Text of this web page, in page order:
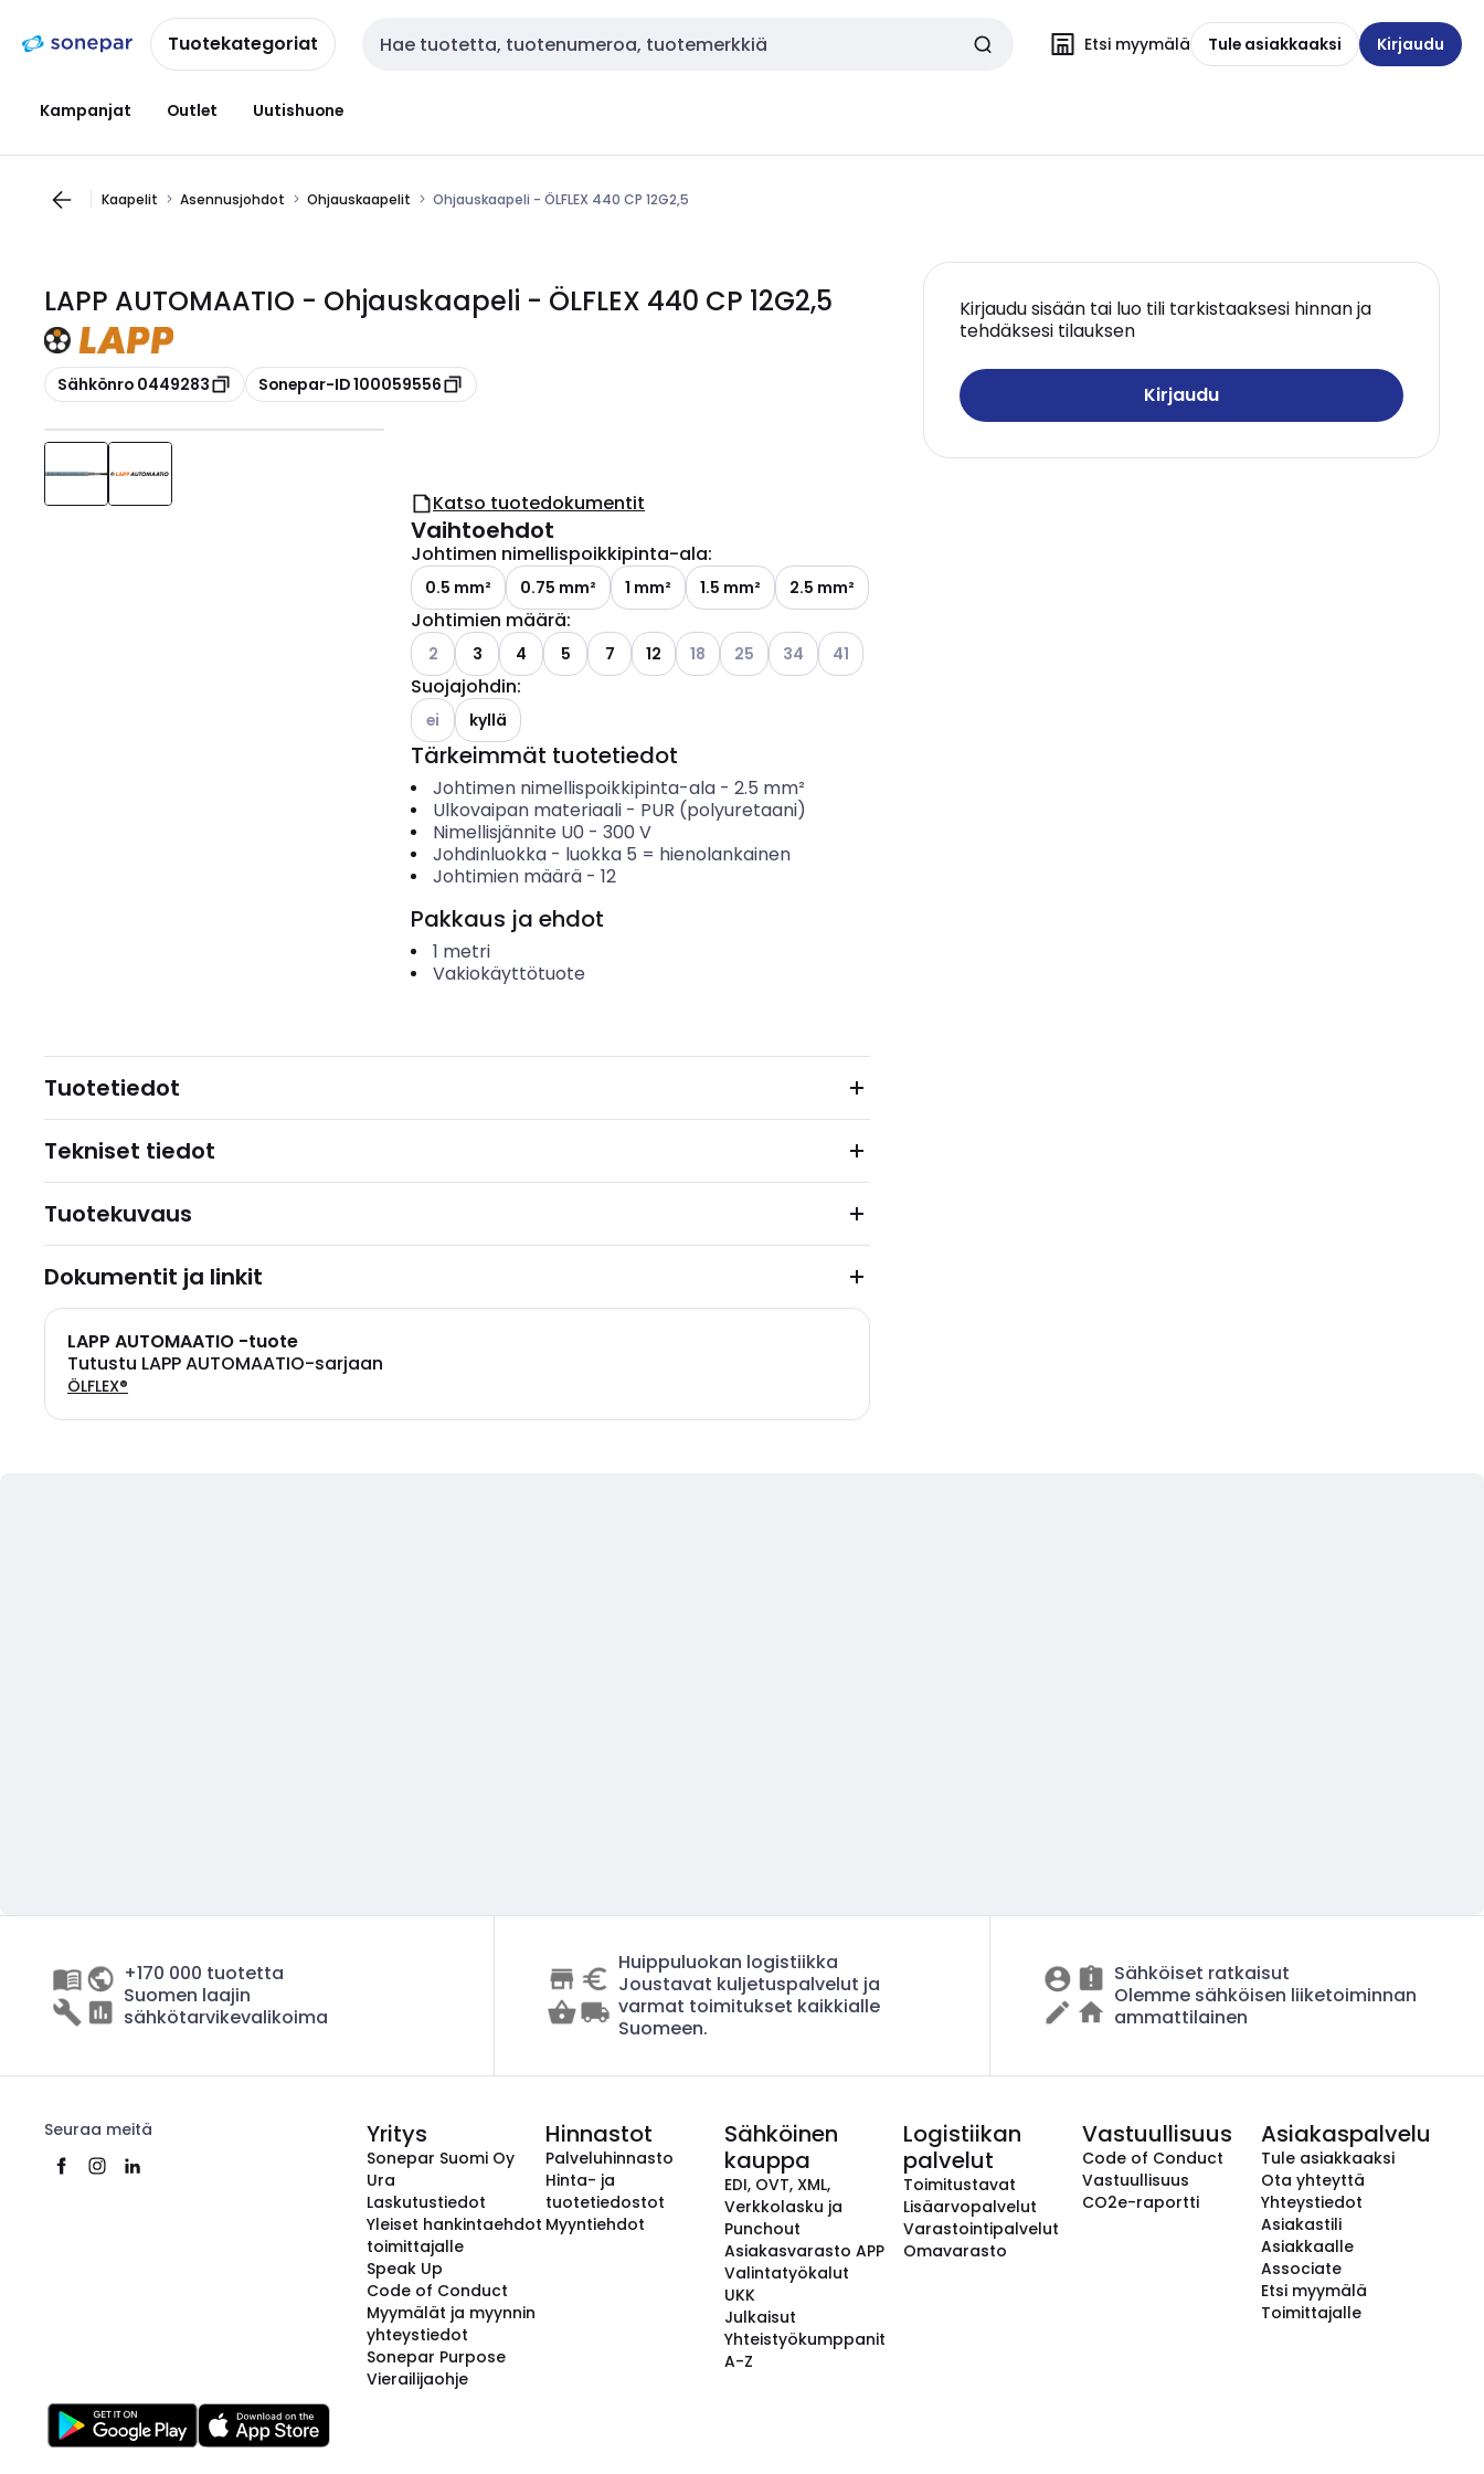
navigointiinsisältöönTuotekategoriat Haku Etsi myymälä Tule asiakkaaksi Kirjaudu
Kampanjat Outlet Uutishuone
Kaapelit Asennusjohdot Ohjauskaapelit Ohjauskaapeli - ÖLFLEX 440 CP 12G2,5
LAPP AUTOMAATIO - Ohjauskaapeli - ÖLFLEX 440 CP 12G2,5
Kopioi
Sähkönro 0449283 Kopioi
Sonepar-ID 100059556
Kirjaudu sisään tai luo tili tarkistaaksesi hinnan ja
tehdäksesi tilauksen
Kirjaudu
Katso tuotedokumentit
Vaihtoehdot
Johtimen nimellispoikkipinta-ala:
0.5 mm² 0.75 mm² 1 mm² 1.5 mm² 2.5 mm²
Johtimien määrä:
Katso käytettävissä olevat vaihtoehdot
2 3 4 5 7 12 Katso käytettävissä olevat vaihtoehdot
18 Katso käytettävissä olevat vaihtoehdot
25 Katso käytettävissä olevat vaihtoehdot
34 Katso käytettävissä olevat vaihtoehdot
41
Suojajohdin:
Katso käytettävissä olevat vaihtoehdot
ei kyllä
Tärkeimmät tuotetiedot
Johtimen nimellispoikkipinta-ala- 2.5 mm²
Ulkovaipan materiaali- PUR (polyuretaani)
Nimellisjännite U0 - 300 V
Johdinluokka- luokka 5 = hienolankainen
Johtimien määrä- 12
Pakkaus ja ehdot
1 metri
Vakiokäyttötuote
Tuotetiedot
Tekniset tiedot
Tuotekuvaus
Dokumentit ja linkit
LAPP AUTOMAATIO -tuote
Tutustu LAPP AUTOMAATIO-sarjaan
ÖLFLEX®
+170 000 tuotetta
Suomen laajin
sähkötarvikevalikoima
Huippuluokan logistiikka
Joustavat kuljetuspalvelut ja
varmat toimitukset kaikkialle
Suomeen.
Sähköiset ratkaisut
Olemme sähköisen liiketoiminnan
ammattilainen
Seuraa meitä Yritys
Sonepar Suomi Oy
Ura
Laskutustiedot
Yleiset hankintaehdot
toimittajalle
Speak Up
Code of Conduct
Myymälät ja myynnin
yhteystiedot
Sonepar Purpose
Vierailijaohje
Hinnastot
Palveluhinnasto
Hinta- ja
tuotetiedostot
Myyntiehdot
Sähköinen
kauppa
EDI, OVT, XML,
Verkkolasku ja
Punchout
Asiakasvarasto APP
Valintatyökalut
UKK
Julkaisut
Yhteistyökumppanit
A-Z
Logistiikan
palvelut
Toimitustavat
Lisäarvopalvelut
Varastointipalvelut
Omavarasto
Vastuullisuus
Code of Conduct
Vastuullisuus
CO2e-raportti
Asiakaspalvelu
Tule asiakkaaksi
Ota yhteyttä
Yhteystiedot
Asiakastili
Asiakkaalle
Associate
Etsi myymälä
Toimittajalle